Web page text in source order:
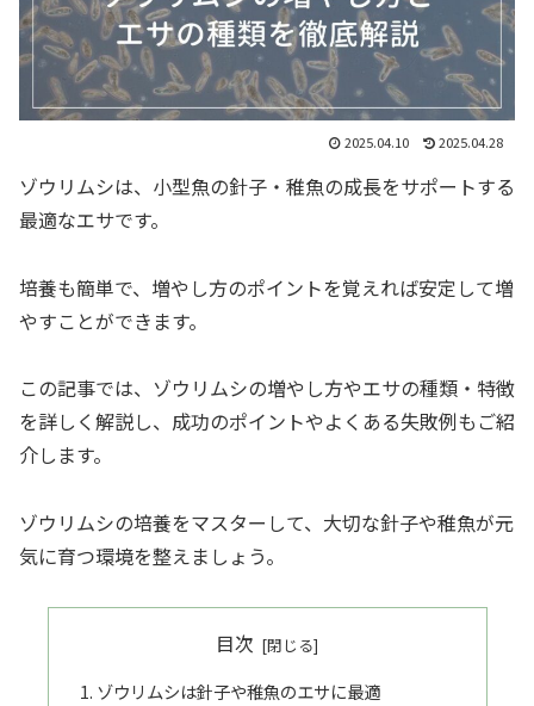
2025.04.10 2025.04.28
ゾウリムシは、小型魚の針子・稚魚の成長をサポートする
最適なエサです。
培養も簡単で、増やし方のポイントを覚えれば安定して増
やすことができます。
この記事では、ゾウリムシの増やし方やエサの種類・特徴
を詳しく解説し、成功のポイントやよくある失敗例もご紹
介します。
ゾウリムシの培養をマスターして、大切な針子や稚魚が元
気に育つ環境を整えましょう。
目次
ゾウリムシは針子や稚魚のエサに最適